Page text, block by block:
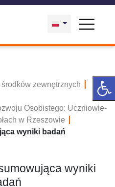
zewnętrznych
Osobistego: Uczniowie-
w Rzeszowie
wyniki badań
wyniki